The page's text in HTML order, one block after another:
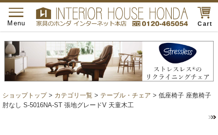
Cart
toggle
navigation
Menu
ショップトップ> カテゴリ一覧 > テーブル・チェア > 低座椅子 座敷椅子
肘なし S-5016NA-ST 張地グレードV 天童木工